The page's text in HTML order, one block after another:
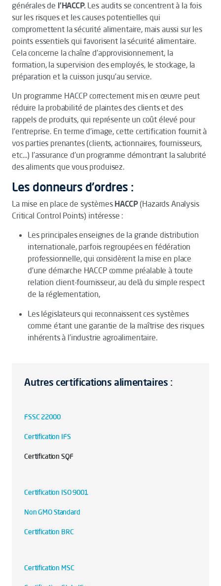
générales de l'HACCP. Les audits se concentrent à la fois
sur les risques et les causes potentielles qui
compromettent la sécurité alimentaire, mais aussi sur les
points essentiels qui favorisent la sécurité alimentaire.
Cela concerne la chaîne d’approvisionnement, la
formation, la supervision des employés, le stockage, la
préparation et la cuisson jusqu’au service.
Un programme HACCP correctement mis en œuvre peut
réduire la probabilité de plaintes des clients et des
rappels de produits, qui représente un coût élevé pour
l’entreprise. En terme d’image, cette certification fournit à
vos parties prenantes (clients, actionnaires, fournisseurs,
etc…) l’assurance d’un programme démontrant la salubrité
des aliments que vous produisez.
Les donneurs d'ordres :
La mise en place de systèmes HACCP(Hazards Analysis
Critical Control Points) intéresse :
Les principales enseignes de la grande distribution
internationale, parfois regroupées en fédération
professionnelle, qui considèrent la mise en place
d’une démarche HACCP comme préalable à toute
relation client-fournisseur, au delà du simple respect
de la réglementation,
Les législateurs qui reconnaissent ces systèmes
comme étant une garantie de la maîtrise des risques
inhérents à l’industrie agroalimentaire.
Autres certifications alimentaires :
FSSC 22000
Certification IFS
Certification SQF
Certification ISO 9001
Non GMO Standard
Certification BRC
Certification MSC